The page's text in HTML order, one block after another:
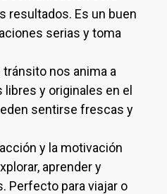
resultados. Es un buen
serias y toma
tránsito nos anima a
y originales en el
sentirse frescas y
y la motivación
aprender y
Perfecto para viajar o